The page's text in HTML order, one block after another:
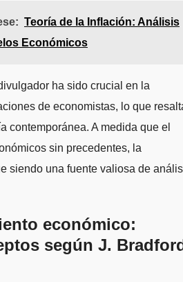
Teoría de la Inflación: Análisis
Económicos
ha sido crucial en la
de economistas, lo que
contemporánea. A medida que el
sin precedentes, la
siendo una fuente valiosa de
económico:
según J.